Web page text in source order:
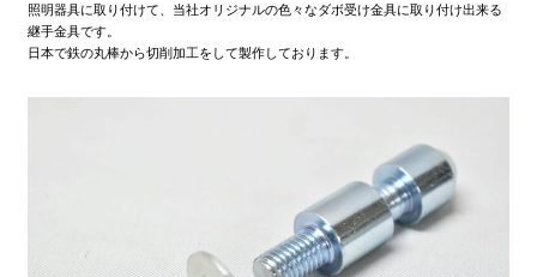
照明器具に取り付けて、当社オリジナルの色々なダボ受け金具に取り付け出来る
継手金具です。
日本で鉄の丸棒から切削加工をして製作しております。